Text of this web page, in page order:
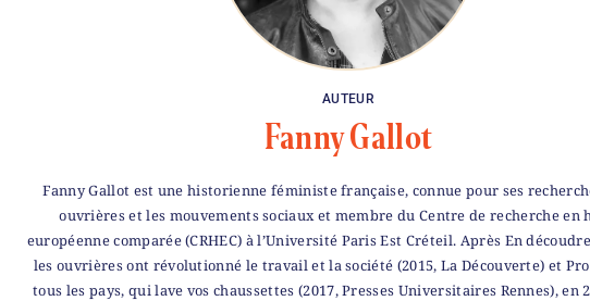
AUTEUR
Fanny Gallot
Fanny Gallot est une historienne féministe française, connue pour ses
ouvrières et les mouvements sociaux et membre du Centre de recherche en
européenne comparée (CRHEC) à l’Université Paris Est Créteil. Après En
les ouvrières ont révolutionné le travail et la société (2015, La Découverte) et
tous les pays, qui lave vos chaussettes (2017, Presses Universitaires Rennes), en